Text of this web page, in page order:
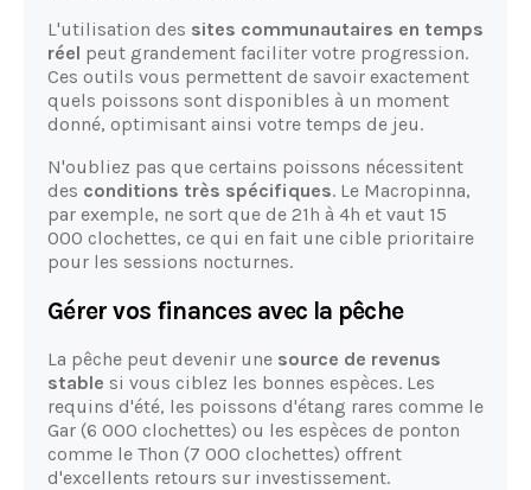
L'utilisation des sites communautaires en temps
réel peut grandement faciliter votre progression.
Ces outils vous permettent de savoir exactement
quels poissons sont disponibles à un moment
donné, optimisant ainsi votre temps de jeu.
N'oubliez pas que certains poissons nécessitent
des conditions très spécifiques. Le Macropinna,
par exemple, ne sort que de 21h à 4h et vaut 15
000 clochettes, ce qui en fait une cible prioritaire
pour les sessions nocturnes.
Gérer vos finances avec la pêche
La pêche peut devenir une source de revenus
stable si vous ciblez les bonnes espèces. Les
requins d'été, les poissons d'étang rares comme le
Gar (6 000 clochettes) ou les espèces de ponton
comme le Thon (7 000 clochettes) offrent
d'excellents retours sur investissement.